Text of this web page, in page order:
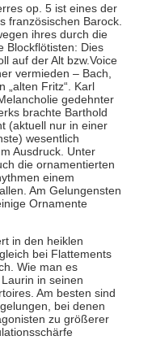
op. 5 ist eines der
französischen Barock.
ihres durch die
Blockflötisten: Dies
auf der Alt bzw.Voice
vermieden – Bach,
„alten Fritz“. Karl
gedehnter
brachte Barthold
(aktuell nur in einer
wesentlich
Ausdruck. Unter
die ornamentierten
einem
Am Gelungensten
Ornamente
in den heiklen
bei Flattements
Wie man es
in seinen
Am besten sind
bei denen
zu größerer